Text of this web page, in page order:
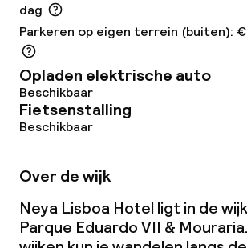
Eet- en drinkdiensten
Lunch à la carte
Diner à la carte
Roomservice
Dieetopties
dag
Parkeren op eigen terrein (buiten):
Opladen elektrische auto
Beschikbaar
Fietsenstalling
Beschikbaar
Over de wijk
Neya Lisboa Hotel ligt in de
Parque Eduardo VII &